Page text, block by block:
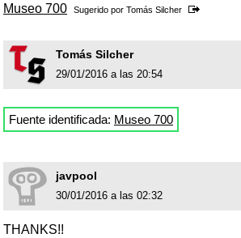
Museo 700 Sugerido por Tomás Silcher
Tomás Silcher
29/01/2016 a las 20:54
Fuente identificada: Museo 700
javpool
30/01/2016 a las 02:32
THANKS!!